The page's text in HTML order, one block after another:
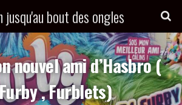
jusqu'au bout des ongles
nouvel ami d’Hasbro (
, Furblets)